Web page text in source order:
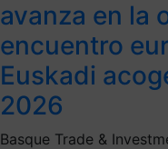
avanza en la
encuentro
Euskadi
2026
Basque Trade &